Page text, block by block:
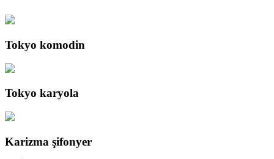
Tokyo komodin
Tokyo karyola
Karizma şifonyer